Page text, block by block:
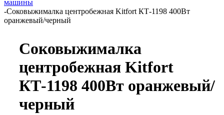
машины
-Соковыжималка центробежная Kitfort КТ-1198 400Вт
оранжевый/черный
Соковыжималка
центробежная Kitfort
КТ-1198 400Вт оранжевый/
черный